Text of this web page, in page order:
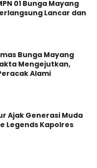
01 Bunga Mayang
Lancar dan
Bunga Mayang
Mengejutkan,
Alami
Ajak Generasi Muda
Legends Kapolres